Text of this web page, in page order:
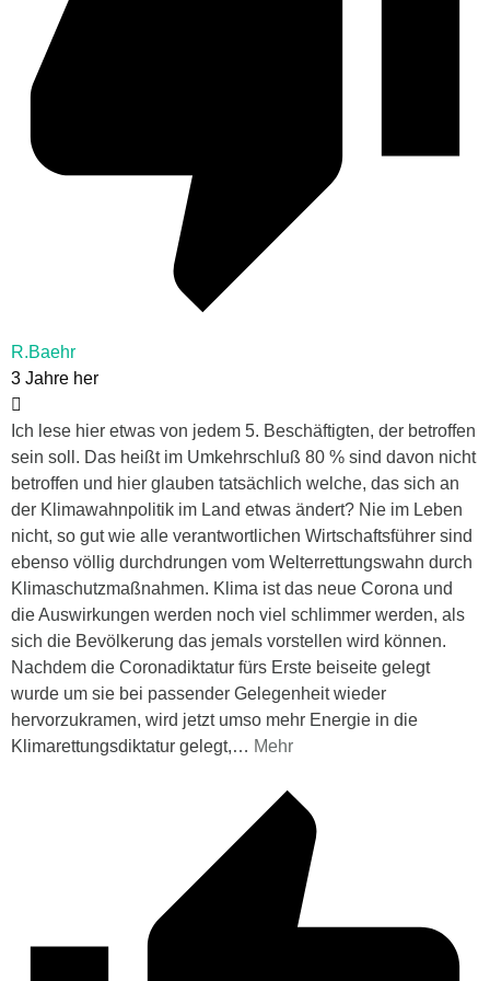
R.Baehr
3 Jahre her
Ich lese hier etwas von jedem 5. Beschäftigten, der betroffen
sein soll. Das heißt im Umkehrschluß 80 % sind davon nicht
betroffen und hier glauben tatsächlich welche, das sich an
der Klimawahnpolitik im Land etwas ändert? Nie im Leben
nicht, so gut wie alle verantwortlichen Wirtschaftsführer sind
ebenso völlig durchdrungen vom Welterrettungswahn durch
Klimaschutzmaßnahmen. Klima ist das neue Corona und
die Auswirkungen werden noch viel schlimmer werden, als
sich die Bevölkerung das jemals vorstellen wird können.
Nachdem die Coronadiktatur fürs Erste beiseite gelegt
wurde um sie bei passender Gelegenheit wieder
hervorzukramen, wird jetzt umso mehr Energie in die
Klimarettungsdiktatur gelegt,… Mehr